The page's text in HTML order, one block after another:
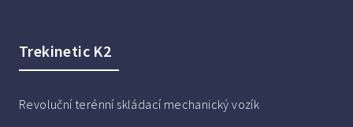
Trekinetic K2
Revoluční terénní skládací mechanický vozík